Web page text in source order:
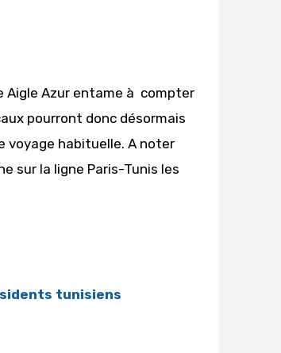
Aigle Azur entame à compter
pourront donc désormais
voyage habituelle. A noter
sur la ligne Paris-Tunis les
tunisiens